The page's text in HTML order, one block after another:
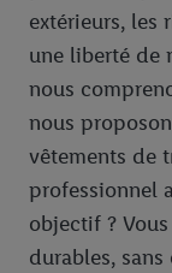
extérieurs, les
une liberté de
nous
nous
vêtements de
professionnel
objectif ?
durables,